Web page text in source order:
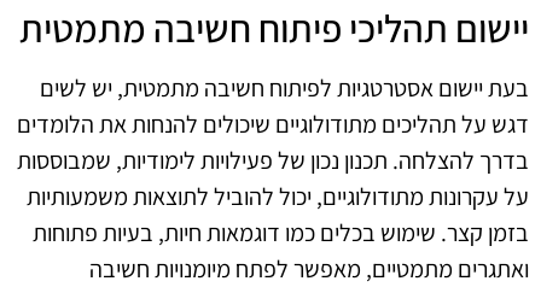
יישום תהליכי פיתוח חשיבה מתמטית
בעת יישום אסטרטגיות לפיתוח חשיבה מתמטית, יש לשים
דגש על תהליכים מתודולוגיים שיכולים להנחות את הלומדים
בדרך להצלחה. תכנון נכון של פעילויות לימודיות, שמבוססות
על עקרונות מתודולוגיים, יכול להוביל לתוצאות משמעותיות
בזמן קצר. שימוש בכלים כמו דוגמאות חיות, בעיות פתוחות
ואתגרים מתמטיים, מאפשר לפתח מיומנויות חשיבה